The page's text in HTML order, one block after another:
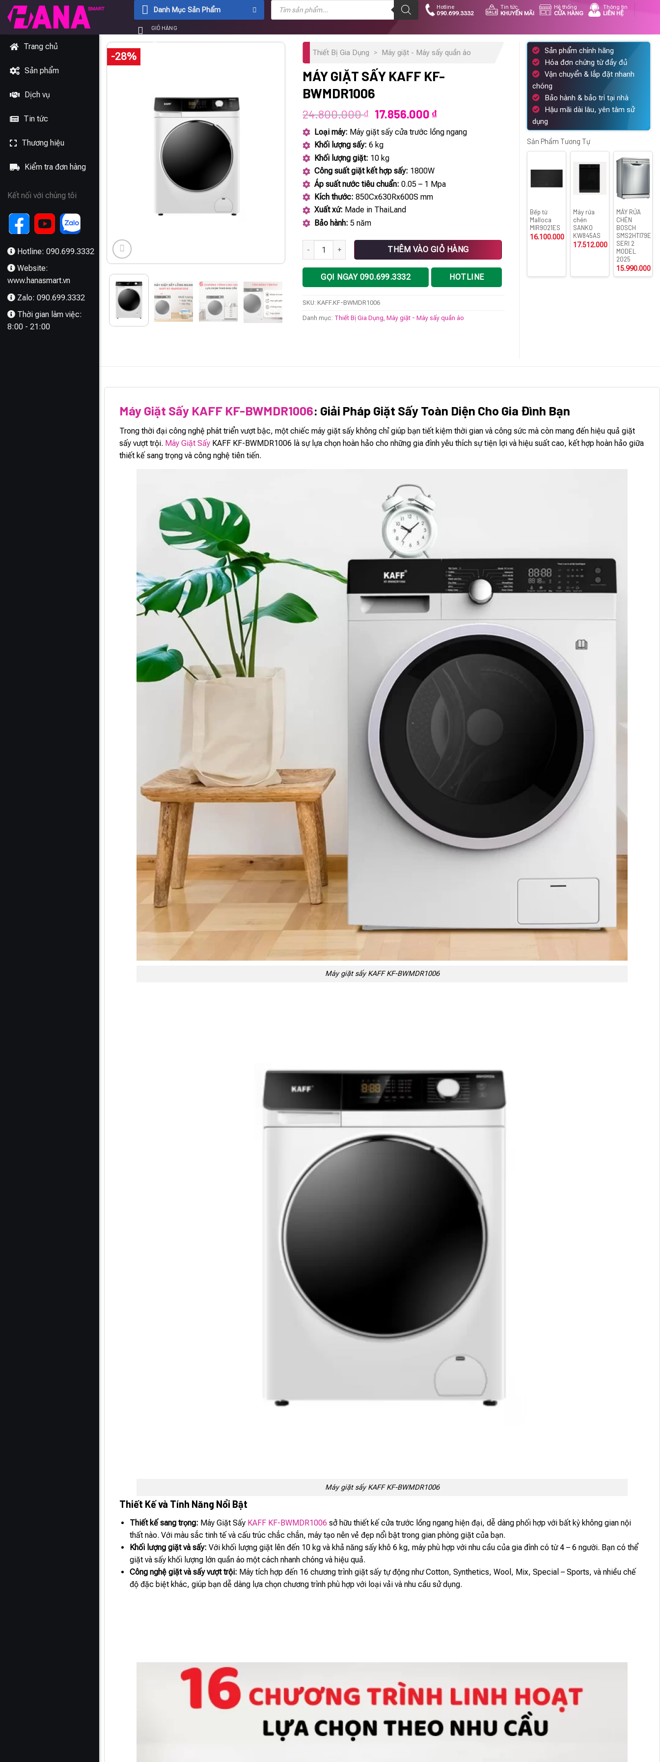
Chuyển
đến
dung
Danh Mục Sản Phẩm
Tìm
kiếm
phẩm
Hotline
090.699.3332
Tin tức
KHUYẾN MÃI
Hệ thống
CỬA HÀNG
Thông tin
LIÊN HỆ
GIỎ HÀNG
0₫
Trang chủ
Sản phẩm
Dịch vụ
Tin tức
Thương hiệu
Kiểm tra đơn hàng
Kết nối với chúng tôi
Hotline: 090.699.3332
Website:
www.hanasmart.vn
Zalo: 090.699.3332
Thời gian làm việc:
8:00 - 21:00
-28% Thiết Bị Gia Dụng > Máy giặt - Máy sấy quần áo
MÁY GIẶT SẤY KAFF KF-
BWMDR1006
24.800.000₫
Giá
gốc
là:
24.800.000 ₫.
17.856.000 ₫Giá
tại
Loại máy: Máy giặt sấy cửa trước lồng ngang
Khối lượng sấy: 6 kg
Khối lượng giặt: 10 kg
Công suất giặt kết hợp sấy: 1800W
Áp suất nước tiêu chuẩn: 0.05 – 1 Mpa
Kích thước: 850Cx630Rx600S mm
Xuất xứ: Made in ThaiLand
Bảo hành:5 năm
Máy giặt sấy KAFF KF-BWMDR1006 số lượng
THÊM VÀO GIỎ HÀNG
GỌI NGAY 090.699.3332 HOTLINE
SKU:KAFF.KF-BWMDR1006
Danh mục: Thiết Bị Gia Dụng,Máy giặt - Máy sấy quần áo
Sản phẩm chính hãng
Hóa đơn chứng từ đầy đủ
Vận chuyển & lắp đặt nhanh
chóng
Bảo hành & bảo trì tại nhà
Hậu mãi dài lâu, yên tâm sử
dụng
Sản Phẩm Tương Tự
Bếp từ
Malloca
MIR9021ES
16.100.000
Máy rửa
chén
SANKO
KW845AS
17.512.000
MÁY RỬA
CHÉN
BOSCH
SMS2HTI79E
SERI 2
MODEL
2025
15.990.000
Máy Giặt Sấy KAFF KF-BWMDR1006: Giải Pháp Giặt Sấy Toàn Diện Cho Gia Đình Bạn
Trong thời đại công nghệ phát triển vượt bậc, một chiếc máy giặt sấy không chỉ giúp bạn tiết kiệm thời gian và công sức mà còn mang đến hiệu quả giặt
sấy vượt trội. Máy Giặt Sấy KAFF KF-BWMDR1006 là sự lựa chọn hoàn hảo cho những gia đình yêu thích sự tiện lợi và hiệu suất cao, kết hợp hoàn hảo giữa
thiết kế sang trọng và công nghệ tiên tiến.
Máy giặt sấy KAFF KF-BWMDR1006
Máy giặt sấy KAFF KF-BWMDR1006
Thiết Kế và Tính Năng Nổi Bật
Thiết kế sang trọng: Máy Giặt Sấy KAFF KF-BWMDR1006 sở hữu thiết kế cửa trước lồng ngang hiện đại, dễ dàng phối hợp với bất kỳ không gian nội
thất nào. Với màu sắc tinh tế và cấu trúc chắc chắn, máy tạo nên vẻ đẹp nổi bật trong gian phòng giặt của bạn.
Khối lượng giặt và sấy: Với khối lượng giặt lên đến 10 kg và khả năng sấy khô 6 kg, máy phù hợp với nhu cầu của gia đình có từ 4 – 6 người. Bạn có thể
giặt và sấy khối lượng lớn quần áo một cách nhanh chóng và hiệu quả.
Công nghệ giặt và sấy vượt trội: Máy tích hợp đến 16 chương trình giặt sấy tự động như Cotton, Synthetics, Wool, Mix, Special – Sports, và nhiều chế
độ đặc biệt khác, giúp bạn dễ dàng lựa chọn chương trình phù hợp với loại vải và nhu cầu sử dụng.